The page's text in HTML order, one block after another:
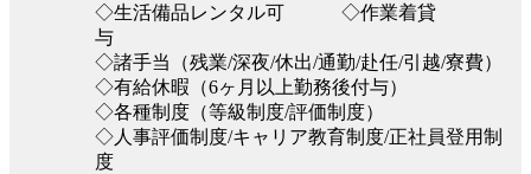
◇生活備品レンタル可 ◇作業着貸
与
◇諸手当（残業/深夜/休出/通勤/赴任/引越/寮費）
◇有給休暇（6ヶ月以上勤務後付与）
◇各種制度（等級制度/評価制度）
◇人事評価制度/キャリア教育制度/正社員登用制
度